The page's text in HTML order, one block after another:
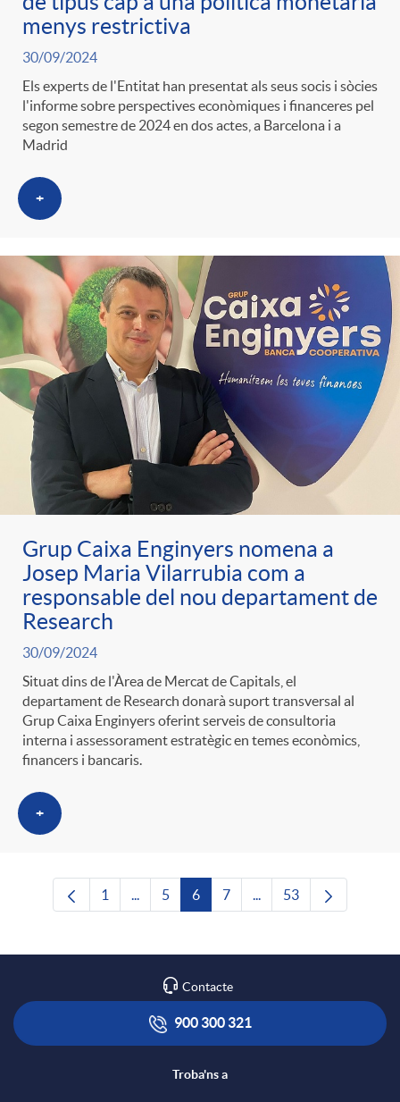
menys restrictiva
30/09/2024
Els experts de l'Entitat han presentat als seus socis i sòcies
l'informe sobre perspectives econòmiques i financeres pel
segon semestre de 2024 en dos actes, a Barcelona i a
Madrid
+
Grup Caixa Enginyers nomena a
Josep Maria Vilarrubia com a
responsable del nou departament de
Research
30/09/2024
Situat dins de l'Àrea de Mercat de Capitals, el
departament de Research donarà suport transversal al
Grup Caixa Enginyers oferint serveis de consultoria
interna i assessorament estratègic en temes econòmics,
financers i bancaris.
+
Pàgina
1 ...Pàgines intermèdies Utilitzeu TAB per
Pàgina
5 Pàgina
6 Pàgina
7 ...Pàgines intermèdies
Pàgina
53
Contacte
900 300 321
Troba'ns a